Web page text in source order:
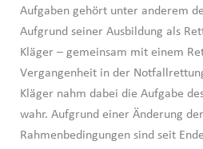
Aufgaben gehört unter anderem
Aufgrund seiner Ausbildung als
Kläger – gemeinsam mit einem
Vergangenheit in der
Kläger nahm dabei die Aufgabe
wahr. Aufgrund einer Änderung
Rahmenbedingungen sind seit